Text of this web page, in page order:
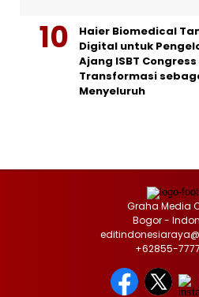
Haier Biomedical
Digital untuk
Ajang ISBT
Transformasi
Menyeluruh
Graha Media
Bogor -
+62855-